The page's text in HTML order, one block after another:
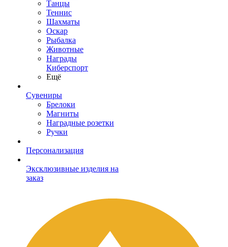
Танцы
Теннис
Шахматы
Оскар
Рыбалка
Животные
Награды
Киберспорт
Ещё
Сувениры
Брелоки
Магниты
Наградные розетки
Ручки
Персонализация
Эксклюзивные изделия на
заказ